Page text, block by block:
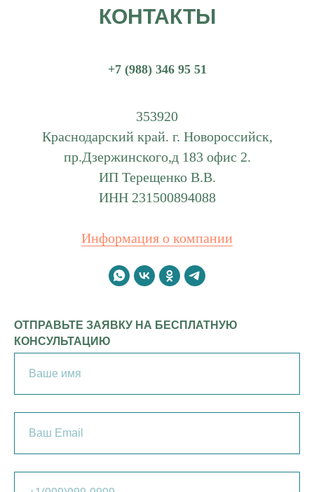
КОНТАКТЫ
+7 (988) 346 95 51
353920
Краснодарский край. г. Новороссийск,
пр.Дзержинского,д 183 офис 2.
ИП Терещенко В.В.
ИНН 231500894088
Информация о компании
ОТПРАВЬТЕ ЗАЯВКУ НА БЕСПЛАТНУЮ
КОНСУЛЬТАЦИЮ